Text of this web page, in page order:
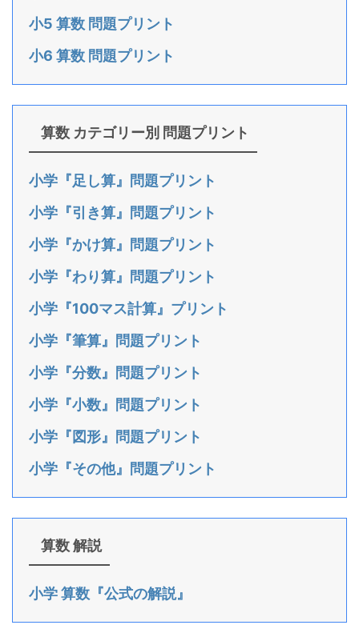
小5 算数 問題プリント
小6 算数 問題プリント
算数 カテゴリー別 問題プリント
小学『足し算』問題プリント
小学『引き算』問題プリント
小学『かけ算』問題プリント
小学『わり算』問題プリント
小学『100マス計算』プリント
小学『筆算』問題プリント
小学『分数』問題プリント
小学『小数』問題プリント
小学『図形』問題プリント
小学『その他』問題プリント
算数 解説
小学 算数『公式の解説』